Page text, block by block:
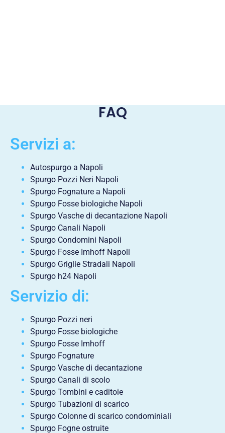
FAQ
Servizi a:
Autospurgo a Napoli
Spurgo Pozzi Neri Napoli
Spurgo Fognature a Napoli
Spurgo Fosse biologiche Napoli
Spurgo Vasche di decantazione Napoli
Spurgo Canali Napoli
Spurgo Condomini Napoli
Spurgo Fosse Imhoff Napoli
Spurgo Griglie Stradali Napoli
Spurgo h24 Napoli
Servizio di:
Spurgo Pozzi neri
Spurgo Fosse biologiche
Spurgo Fosse Imhoff
Spurgo Fognature
Spurgo Vasche di decantazione
Spurgo Canali di scolo
Spurgo Tombini e caditoie
Spurgo Tubazioni di scarico
Spurgo Colonne di scarico condominiali
Spurgo Fogne ostruite